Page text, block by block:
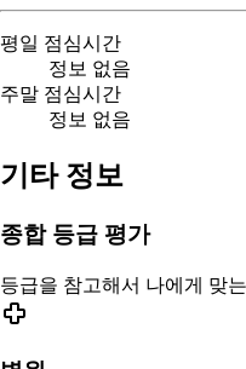
평일 점심시간
정보 없음
주말 점심시간
정보 없음
기타 정보
종합 등급 평가
등급을 참고해서 나에게 맞